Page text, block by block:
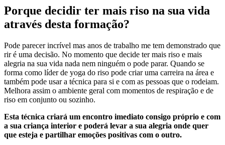
Porque decidir ter mais riso na sua vida
através desta formação?
Pode parecer incrível mas anos de trabalho me tem demonstrado que
rir é uma decisão. No momento que decide ter mais riso e mais
alegria na sua vida nada nem ninguém o pode parar. Quando se
forma como líder de yoga do riso pode criar uma carreira na área e
também pode usar a técnica para si e com as pessoas que o rodeiam.
Melhora assim o ambiente geral com momentos de respiração e de
riso em conjunto ou sozinho.
Esta técnica criará um encontro imediato consigo próprio e com
a sua criança interior e poderá levar a sua alegria onde quer
que esteja e partilhar emoções positivas com o outro.